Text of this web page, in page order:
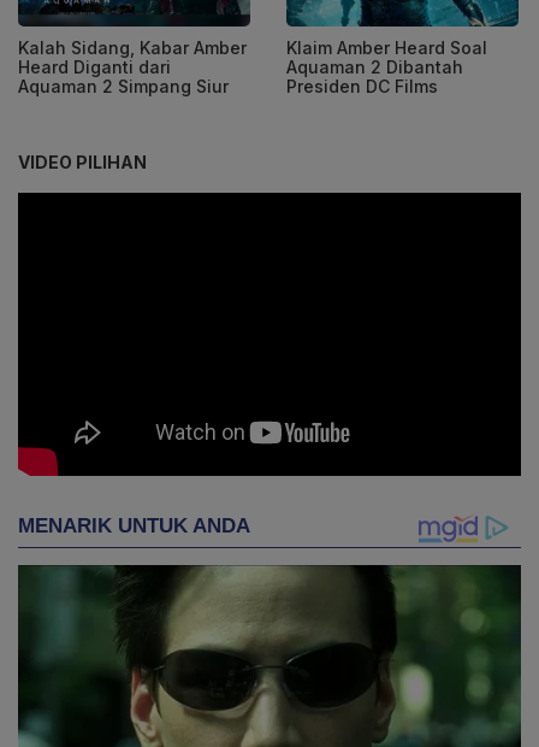
Kalah Sidang, Kabar Amber
Heard Diganti dari
Aquaman 2 Simpang Siur
Klaim Amber Heard Soal
Aquaman 2 Dibantah
Presiden DC Films
VIDEO PILIHAN